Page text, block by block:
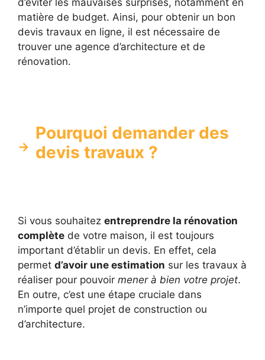
d’éviter les mauvaises surprises, notamment en
matière de budget. Ainsi, pour obtenir un bon
devis travaux en ligne, il est nécessaire de
trouver une agence d’architecture et de
rénovation.
Pourquoi demander des
devis travaux ?
Si vous souhaitez entreprendre la rénovation
complète de votre maison, il est toujours
important d’établir un devis. En effet, cela
permet d’avoir une estimation sur les travaux à
réaliser pour pouvoir mener à bien votre projet.
En outre, c’est une étape cruciale dans
n’importe quel projet de construction ou
d’architecture.